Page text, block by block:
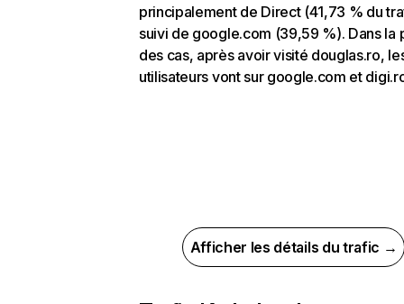
principalement de Direct (41,73 % du
suivi de google.com (39,59 %). Dans la
des cas, après avoir visité douglas.ro,
utilisateurs vont sur google.com et
Afficher les détails du trafic →